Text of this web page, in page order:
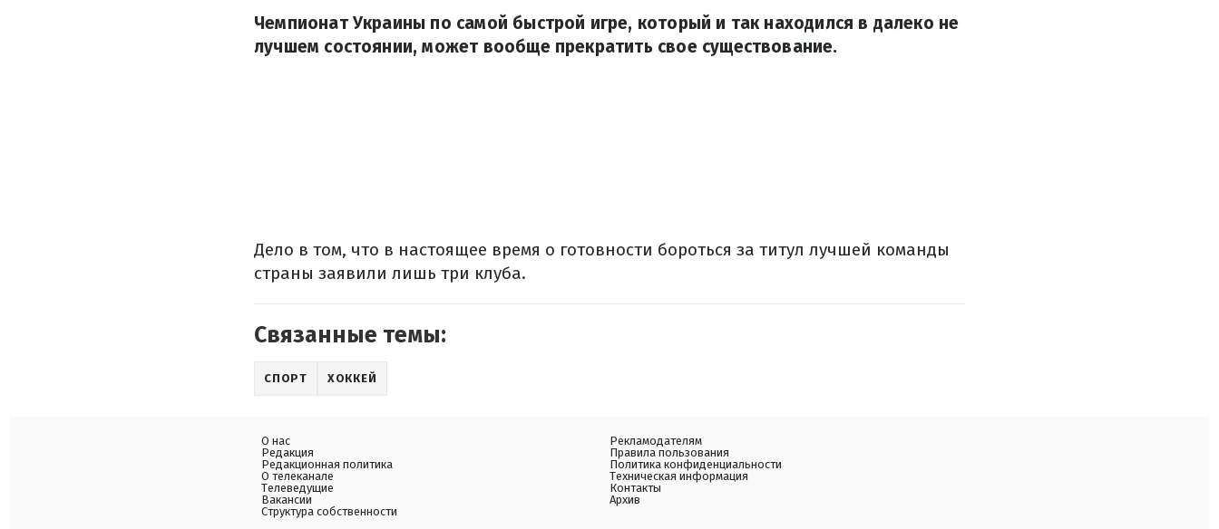
Чемпионат Украины по самой быстрой игре, который и так находился в далеко не
лучшем состоянии, может вообще прекратить свое существование.
Дело в том, что в настоящее время о готовности бороться за титул лучшей команды
страны заявили лишь три клуба.
Связанные темы:
СПОРТ ХОККЕЙ
О нас
Редакция
Редакционная политика
О телеканале
Телеведущие
Вакансии
Структура собственности
Рекламодателям
Правила пользования
Политика конфиденциальности
Техническая информация
Контакты
Архив